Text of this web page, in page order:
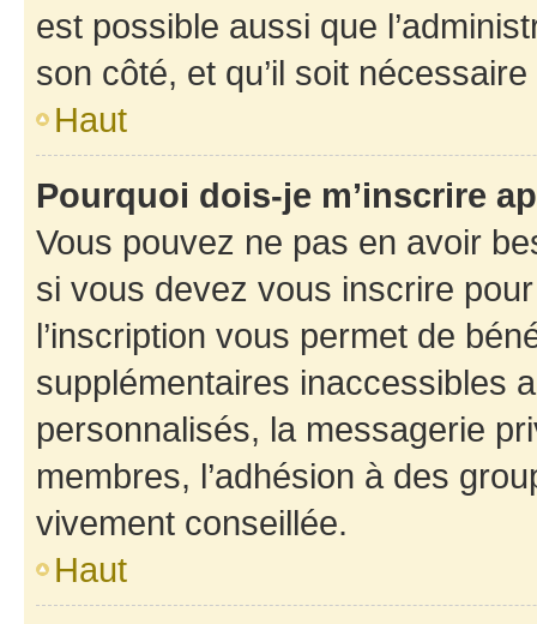
est possible aussi que
son côté, et qu’il soit
Haut
Pourquoi dois-je m’inscrire
Vous pouvez ne pas en avoir
si vous devez vous inscrire
l’inscription vous permet de
supplémentaires inaccessibles
personnalisés, la messagerie
membres, l’adhésion à des
vivement conseillée.
Haut